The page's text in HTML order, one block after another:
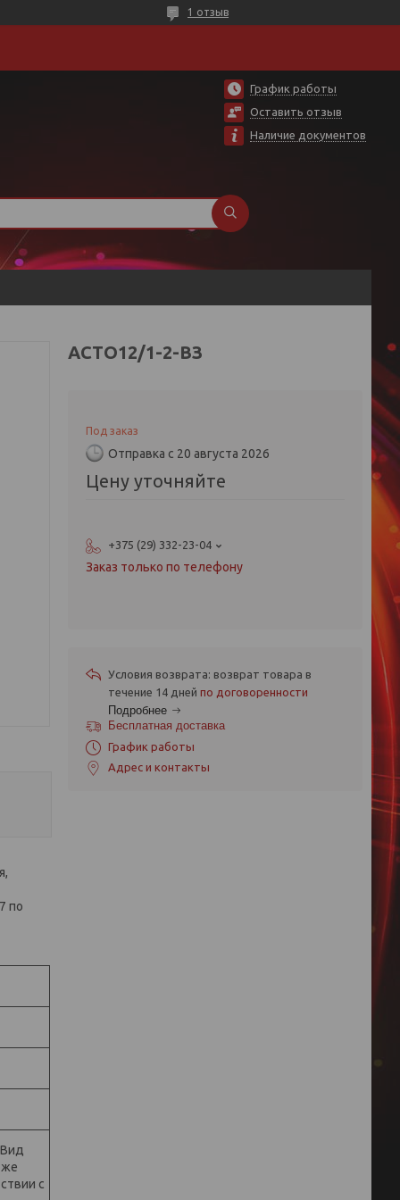
1 отзыв
График работы
Оставить отзыв
Наличие документов
по
с
АСТО12/1-2-ВЗ
Под заказ
Отправка с 20 августа 2026
Цену уточняйте
+375 (29) 332-23-04
Заказ только по телефону
возврат товара в
течение 14 дней по договоренности
Подробнее
Бесплатная доставка
График работы
Адрес и контакты